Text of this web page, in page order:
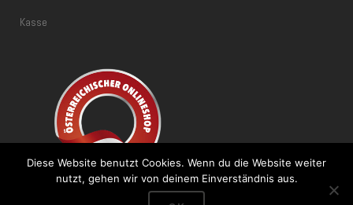
Kasse
Diese Website benutzt Cookies. Wenn du die Website weiter
nutzt, gehen wir von deinem Einverständnis aus.